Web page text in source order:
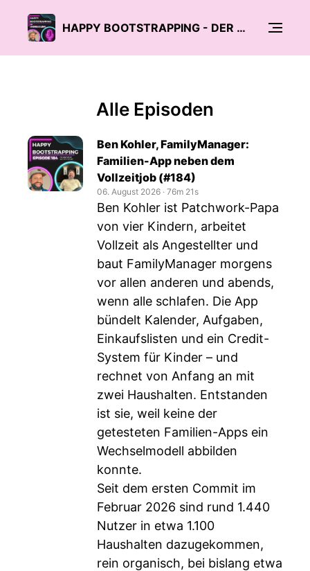
HAPPY BOOTSTRAPPING - DER PODCAST FÜR GRÜNDER:INNEN UND BOOTSTRAPPER
Alle Episoden
Ben Kohler, FamilyManager:
Familien-App neben dem
Vollzeitjob (#184)
06. August 2026 ‧ 76m 21s
Ben Kohler ist Patchwork-Papa
von vier Kindern, arbeitet
Vollzeit als Angestellter und
baut FamilyManager morgens
vor allen anderen und abends,
wenn alle schlafen. Die App
bündelt Kalender, Aufgaben,
Einkaufslisten und ein Credit-
System für Kinder – und
rechnet von Anfang an mit
zwei Haushalten. Entstanden
ist sie, weil keine der
getesteten Familien-Apps ein
Wechselmodell abbilden
konnte.
Seit dem ersten Commit im
Februar 2026 sind rund 1.440
Nutzer in etwa 1.100
Haushalten dazugekommen,
rein organisch, bei bislang etwa